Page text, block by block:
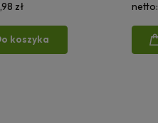
zł
koszyka
netto: